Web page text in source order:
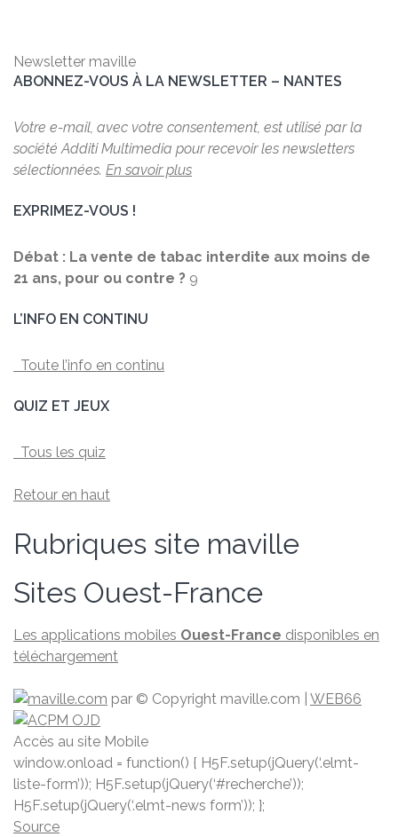
Newsletter maville
ABONNEZ-VOUS À LA NEWSLETTER – NANTES
Votre e-mail, avec votre consentement, est utilisé par la
société Additi Multimedia pour recevoir les newsletters
sélectionnées. En savoir plus
EXPRIMEZ-VOUS !
Débat : La vente de tabac interdite aux moins de
21 ans, pour ou contre ? 9
L’INFO EN CONTINU
Toute l’info en continu
QUIZ ET JEUX
Tous les quiz
Retour en haut
Rubriques site maville
Sites Ouest-France
Les applications mobiles Ouest-France disponibles en
téléchargement
par © Copyright maville.­com WEB66
Accès au site Mobile
window.onload = function() { H5F.setup(jQuery(‘.elmt-
liste-form’)); H5F.setup(jQuery(‘#recherche’));
H5F.setup(jQuery(‘.elmt-news form’)); };
Source